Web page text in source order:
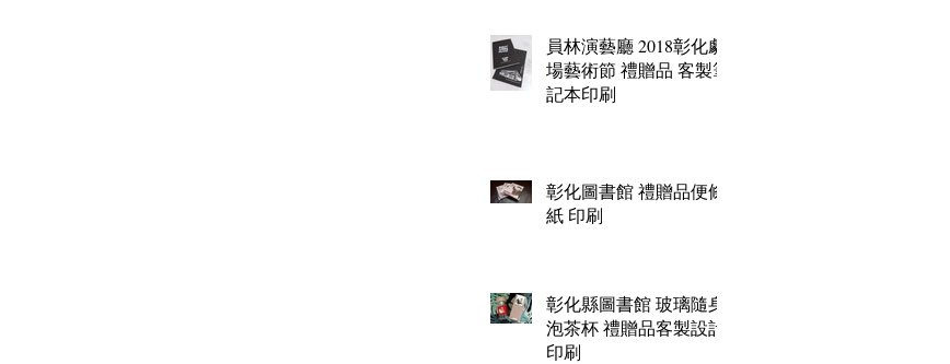
員林演藝廳 2018彰化劇
場藝術節 禮贈品 客製筆
記本印刷
彰化圖書館 禮贈品便條
紙 印刷
彰化縣圖書館 玻璃隨身
泡茶杯 禮贈品客製設計
印刷